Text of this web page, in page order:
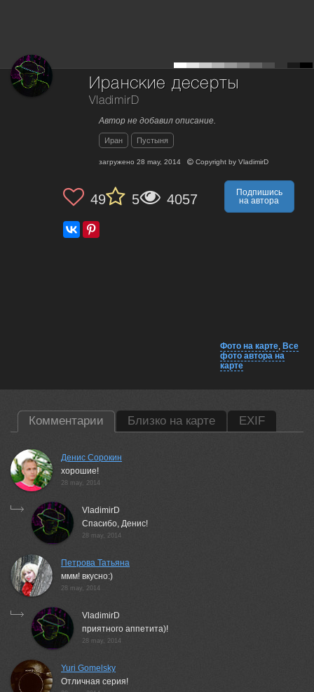
Иранские десерты
VladimirD
Автор не добавил описание.
Иран Пустыня
загружено 28 may, 2014 Copyright by VladimirD
49 5 4057
Подпишись
на автора
Фото на карте, Все
фото автора на
карте
Комментарии Близко на карте EXIF
Денис Сорокин
хорошие!
28 may, 2014
VladimirD
Спасибо, Денис!
28 may, 2014
Петрова Татьяна
ммм! вкусно:)
28 may, 2014
VladimirD
приятного аппетита)!
28 may, 2014
Yuri Gomelsky
Отличная серия!